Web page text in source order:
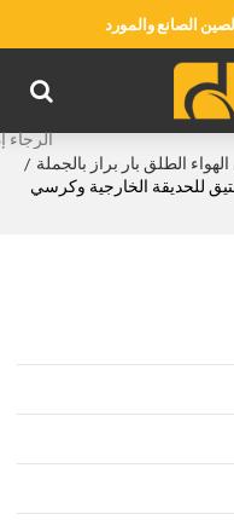
الصانع والمورد
الطلق بار براز بالجملة /
للحديقة الخارجية وكرسي